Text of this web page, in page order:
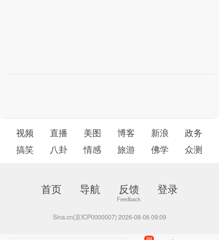
视频 直播 美图 博客 新浪
政务
搞笑
八卦 情感 旅游 佛学 众测
首页 导航 反馈 登录
Sina.cn(京ICP0000007) 2026-08-06 09:09
268